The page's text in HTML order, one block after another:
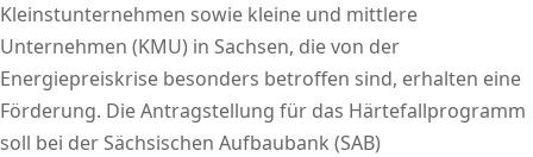
Kleinstunternehmen sowie kleine und mittlere
Unternehmen (KMU) in Sachsen, die von der
Energiepreiskrise besonders betroffen sind, erhalten eine
Förderung. Die Antragstellung für das Härtefallprogramm
soll bei der Sächsischen Aufbaubank (SAB)